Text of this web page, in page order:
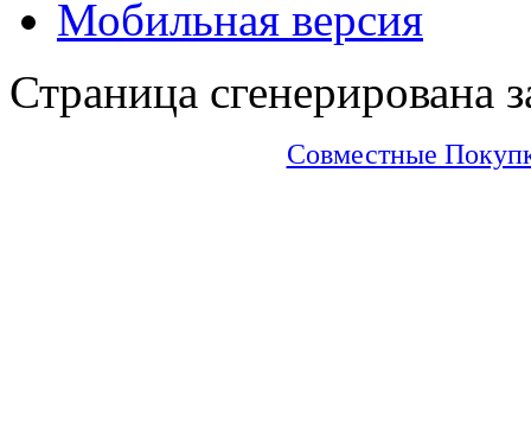
Мобильная версия
Страница сгенерирована
Совместные